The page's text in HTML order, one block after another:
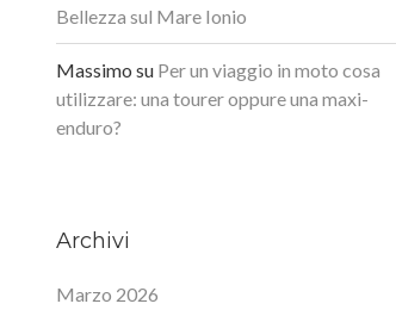
Bellezza sul Mare Ionio
Massimo su Per un viaggio in moto cosa
utilizzare: una tourer oppure una maxi-
enduro?
Archivi
Marzo 2026